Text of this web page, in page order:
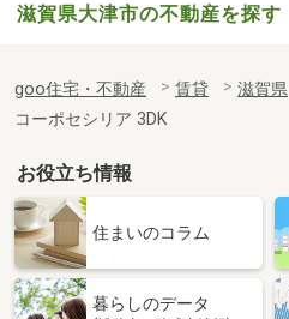
滋賀県大津市の不動産を探す
goo住宅・不動産 賃貸 滋賀県
コーポセシリア 3DK
お役立ち情報
住まいのコラム
暮らしのデータ